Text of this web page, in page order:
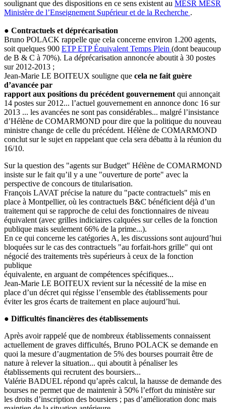
soulignant que des dispositions en ce sens existent au MESR MESR
Ministère de l’Enseignement Supérieur et de la Recherche .
● Contractuels et déprécarisation
Bruno POLACK rappelle que cela concerne environ 1.200 agents,
soit quelques 900 ETP ETP Équivalent Temps Plein (dont beaucoup
de B & C à 70%). La déprécarisation annoncée aboutit à 30 postes
sur 2012-2013 ;
Jean-Marie LE BOITEUX souligne que cela ne fait guère
d’avancée par
rapport aux positions du précédent gouvernement qui annonçait
14 postes sur 2012... l’actuel gouvernement en annonce donc 16 sur
2013 ... les avancées ne sont pas considérables... malgré l’insistance
d’Hélène de COMARMOND pour dire que la politique du nouveau
ministre change de celle du précédent. Hélène de COMARMOND
conclut sur le sujet en rappelant que cela sera débattu à la réunion du
16/10.
Sur la question des "agents sur Budget" Hélène de COMARMOND
insiste sur le fait qu’il y a une "ouverture de porte" avec la
perspective de concours de titularisation.
François LAVAT précise la nature du "pacte contractuels" mis en
place à Montpellier, où les contractuels B&C bénéficient déjà d’un
traitement qui se rapproche de celui des fonctionnaires de niveau
équivalent (avec grilles indiciaires calquées sur celles de la fonction
publique mais seulement 66% de la prime...).
En ce qui concerne les catégories A, les discussions sont aujourd’hui
bloquées sur le cas des contractuels "au forfait-hors grille" qui ont
négocié des traitements très supérieurs à ceux de la fonction
publique
équivalente, en arguant de compétences spécifiques...
Jean-Marie LE BOITEUX revient sur la nécessité de la mise en
place d’un décret qui régisse l’ensemble des établissements pour
éviter les gros écarts de traitement en place aujourd’hui.
● Difficultés financières des établissements
Après avoir rappelé que de nombreux établissements connaissent
actuellement de graves difficultés, Bruno POLACK se demande en
quoi la mesure d’augmentation de 5% des bourses pourrait être de
nature à relever la situation... qui aboutit à pénaliser les
établissements qui recrutent des boursiers...
Valérie BADUEL répond qu’après calcul, la hausse de demande des
bourses ne permet que de maintenir à 50% l’effort du ministère sur
les droits d’inscription des boursiers ; pas d’amélioration donc mais